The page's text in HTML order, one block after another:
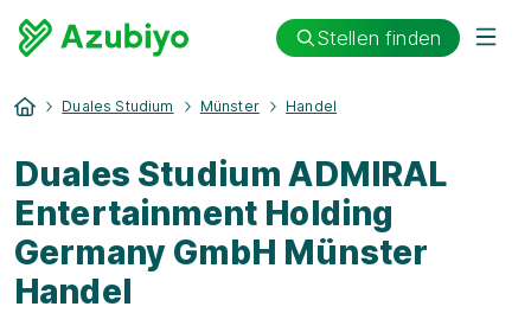
Stellen finden
Duales Studium Münster Handel
Duales Studium ADMIRAL
Entertainment Holding
Germany GmbH Münster
Handel